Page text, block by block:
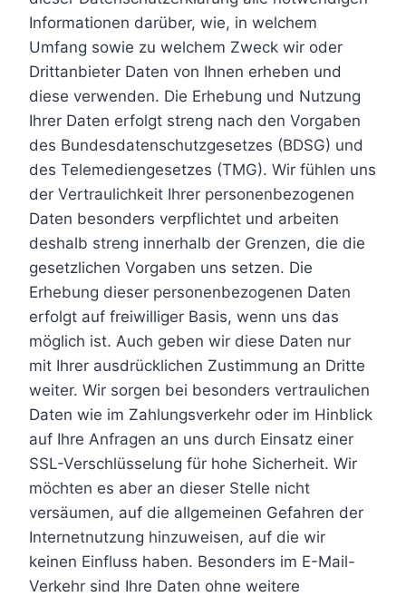
Informationen darüber, wie, in welchem
Umfang sowie zu welchem Zweck wir oder
Drittanbieter Daten von Ihnen erheben und
diese verwenden. Die Erhebung und Nutzung
Ihrer Daten erfolgt streng nach den Vorgaben
des Bundesdatenschutzgesetzes (BDSG) und
des Telemediengesetzes (TMG). Wir fühlen uns
der Vertraulichkeit Ihrer personenbezogenen
Daten besonders verpflichtet und arbeiten
deshalb streng innerhalb der Grenzen, die die
gesetzlichen Vorgaben uns setzen. Die
Erhebung dieser personenbezogenen Daten
erfolgt auf freiwilliger Basis, wenn uns das
möglich ist. Auch geben wir diese Daten nur
mit Ihrer ausdrücklichen Zustimmung an Dritte
weiter. Wir sorgen bei besonders vertraulichen
Daten wie im Zahlungsverkehr oder im Hinblick
auf Ihre Anfragen an uns durch Einsatz einer
SSL-Verschlüsselung für hohe Sicherheit. Wir
möchten es aber an dieser Stelle nicht
versäumen, auf die allgemeinen Gefahren der
Internetnutzung hinzuweisen, auf die wir
keinen Einfluss haben. Besonders im E-Mail-
Verkehr sind Ihre Daten ohne weitere